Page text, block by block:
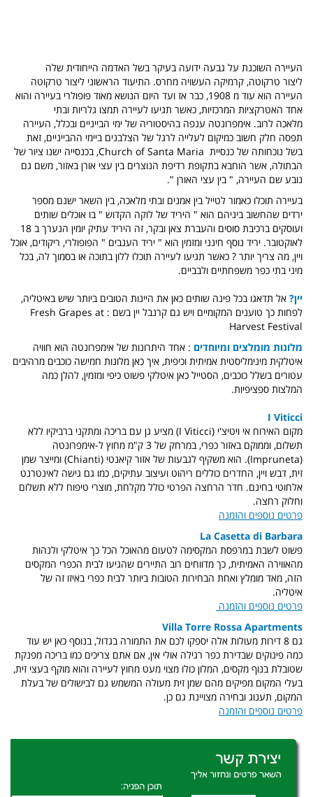
העיירה השוכנת על גבעה ידועה בעיקר בשל האדמה הייחודית שלה
ליצור טרקוטה, קרמיקה העשויה מחרס. התיעוד הראשוני ליצור טרקוטה
העיירה הוא עוד מ 1908, כבר אז ועד היום הנושא מאוד פופולרי בעיירה והוא
אחד האטרקציות המרכזיות, כאשר תגיעו לעיירה תמצו גלריות ובתי
מלאכה לרוב. אימפרונטה ענפה בהיסטוריה של ימי הבייניים ובכלל, העיירה
תפסה חלק חשוב כמיקום לעלייה לרגל של הצלבנים ביימי ההבייניים, זאת
בשל נוכחותה של כנסיית Church of Santa Maria, בכנסייה ישנו ציור של
הבתולה, אשר הוחבא בתקופת רדיפת הנוצרים בין עצי אורן באזור, משם גם
נובע שם העיירה, " בין עצי האורן ".
בעיירה תוכלו כאמור לטייל בין אמנים ובתי מלאכה, בין השאר ישנם מספר
ירדים שהחשוב ביניהם הוא " היריד של לוקה הקדוש " בו אוכלים שותים
ועוסקים ברכיבת סוסים והעברת צאן ובקר, זה היריד עתיק יומין הנערך ב 18
לאוקטובר. יריד נוסף חינני ומזמין הוא " יריד הענבים " הפופולרי, ריקודים, אוכל
ויין, מה צריך יותר ? כאשר תגיעו לעיירה תוכלו ללון בתוכה או בסמוך לה, בכל
מיני בתי כפר משפחתיים ולבביים.
יין? אל תדאגו בכל פינה שותים כאן את היינות הטובים ביותר שיש באיטליה,
לפחות כך טוענים המקומיים ויש גם קרנבל יין בשם : Fresh Grapes at
Harvest Festival
מלונות מומלצים ומיוחדים : אחד היתרונות של אימפרונטה הוא חוויה
איטלקית מינימליסטית אמיתית וכיפית, איך כאן מלונות חמישה כוכבים מרהיבים
עטורים בשלל כוכבים, הסטייל כאן איטלקי פשוט כיפי ומזמין, להלן כמה
המלצות ספציפיות.
I Viticci
מקום האירוח אי ויטיצ'י (I Viticci) מציע גן עם בריכה ומתקני ברביקיו ללא
תשלום, וממוקם באזור כפרי, במרחק של 3 ק"מ מחוץ ל-אימפרונטה
(Impruneta). הוא משקיף לגבעות של אזור קיאנטי (Chianti) ומייצר שמן
זית, דבש ויין, החדרים כוללים ריהוט ועיצוב עתיקים, כמו גם גישה לאינטרנט
אלחוטי בחינם. חדר הרחצה הפרטי כולל מקלחת, מוצרי טיפוח ללא תשלום
וחלוק רחצה.
פרטים נוספים והזמנה
La Casetta di Barbara
פשוט לשבת במרפסת המקסימה לטעום מהאוכל הכל כך איטלקי ולנהות
מהאווירה האמיתית, כך מדווחים רוב התיירים שהגיעו לבית הכפרי המקסים
הזה, מאד מומלץ ואחת הבחירות הטובות ביותר לבית כפרי באיזו זה של
איטליה.
פרטים נוספים והזמנה
Villa Torre Rossa Apartments
גם 8 דירות מעולות אלה יספקו לכם את התמורה בגדול, בנוסף כאן יש עוד
כמה פינוקים שבדירת כפר רגילה אולי אין, אם אתם צריכים כמו בריכה מפנקת
שטובלת בנוף מקסים, המלון כולו מצוי מעט מחוץ לעיירה והוא מוקף בעצי זית,
בעלי המקום מפיקים מהם שמן זית מעולה המשמש גם לבישולים של בעלת
המקום, תענוג ובחירה מצויינת גם כן.
פרטים נוספים והזמנה